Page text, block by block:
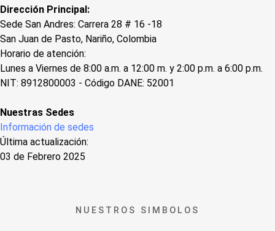
Dirección Principal:
Sede San Andres: Carrera 28 # 16 -18
San Juan de Pasto, Nariño, Colombia
Horario de atención:
Lunes a Viernes de 8:00 a.m. a 12:00 m. y 2:00 p.m. a 6:00 p.m.
NIT: 8912800003 - Código DANE: 52001
Nuestras Sedes
Información de sedes
Última actualización:
03 de Febrero 2025
NUESTROS SIMBOLOS